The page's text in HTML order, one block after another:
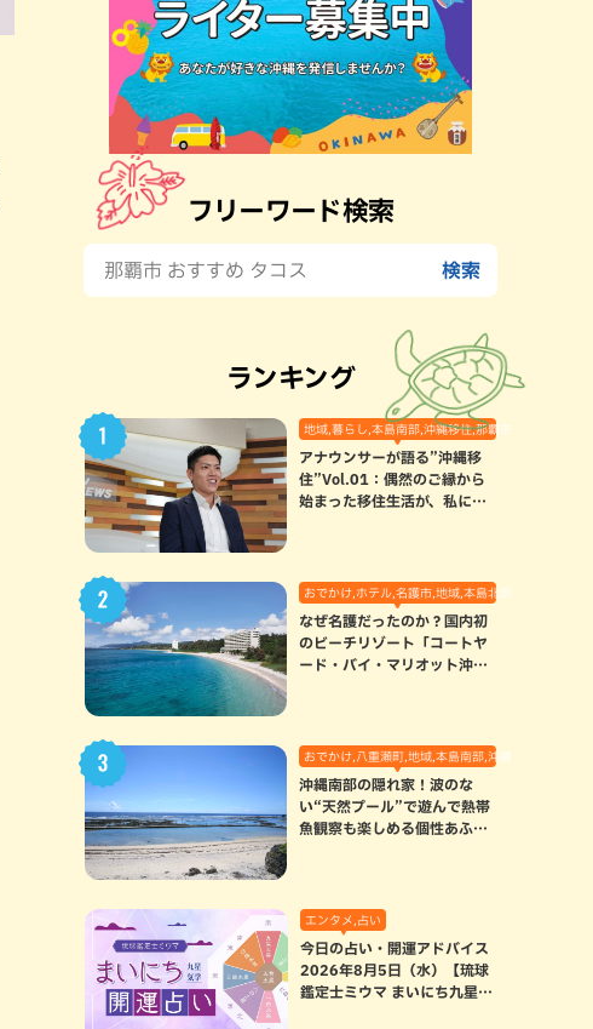
フリーワード検索
ランキング
地域,暮らし,本島南部,沖縄移住,那覇市
アナウンサーが語る”沖縄移
住”Vol.01：偶然のご縁から
始まった移住生活が、私にと
おでかけ,ホテル,名護市,地域,本島北部
なぜ名護だったのか？国内初
のビーチリゾート「コートヤ
ード・バイ・マリオット沖縄
おでかけ,八重瀬町,地域,本島南部,沖縄の海,自然
沖縄南部の隠れ家！波のな
い“天然プール”で遊んで熱帯
魚観察も楽しめる個性あふれ
エンタメ,占い
今日の占い・開運アドバイス
2026年8月5日（水）【琉球
鑑定士ミウマ まいにち九星気